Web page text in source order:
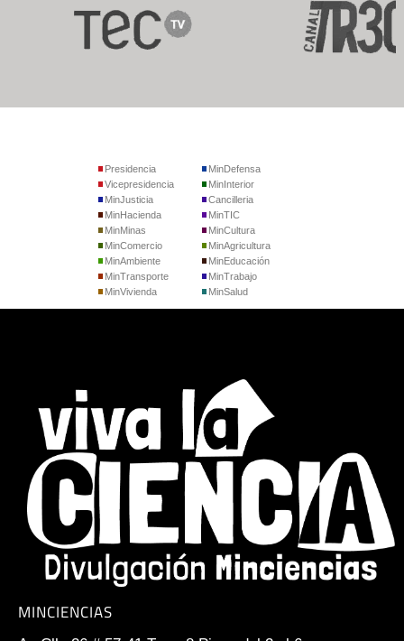
Presidencia
Vicepresidencia
MinJusticia
MinDefensa
MinInterior
Cancilleria
MinHacienda
MinMinas
MinComercio
MinTIC
MinCultura
MinAgricultura
MinAmbiente
MinTransporte
MinVivienda
MinEducación
MinTrabajo
MinSalud
MINCIENCIAS